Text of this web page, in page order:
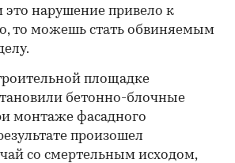
это нарушение привело к
то можешь стать обвиняемым
площадке
бетонно-блочные
монтаже фасадного
произошел
со смертельным исходом,